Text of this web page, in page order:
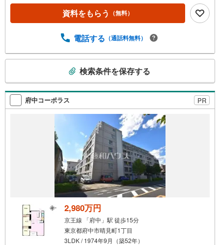
資料をもらう （無料）
電話する （通話料無料）
検
索
条
検索条件を保存する
府中コーポラス PR
2,980万円
京王線 「府中」駅 徒歩15分
東京都府中市晴見町1丁目
3LDK / 1974年9月（築52年）